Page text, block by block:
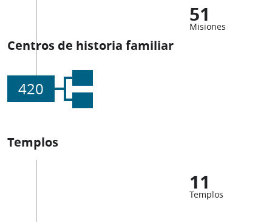
51
Misiones
Centros de historia familiar
420
Templos
11
Templos